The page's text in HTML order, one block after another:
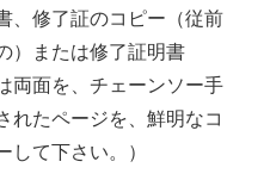
修了証のコピー（従前
）または修了証明書
両面を、チェーンソー手
れたページを、鮮明なコ
して下さい。）